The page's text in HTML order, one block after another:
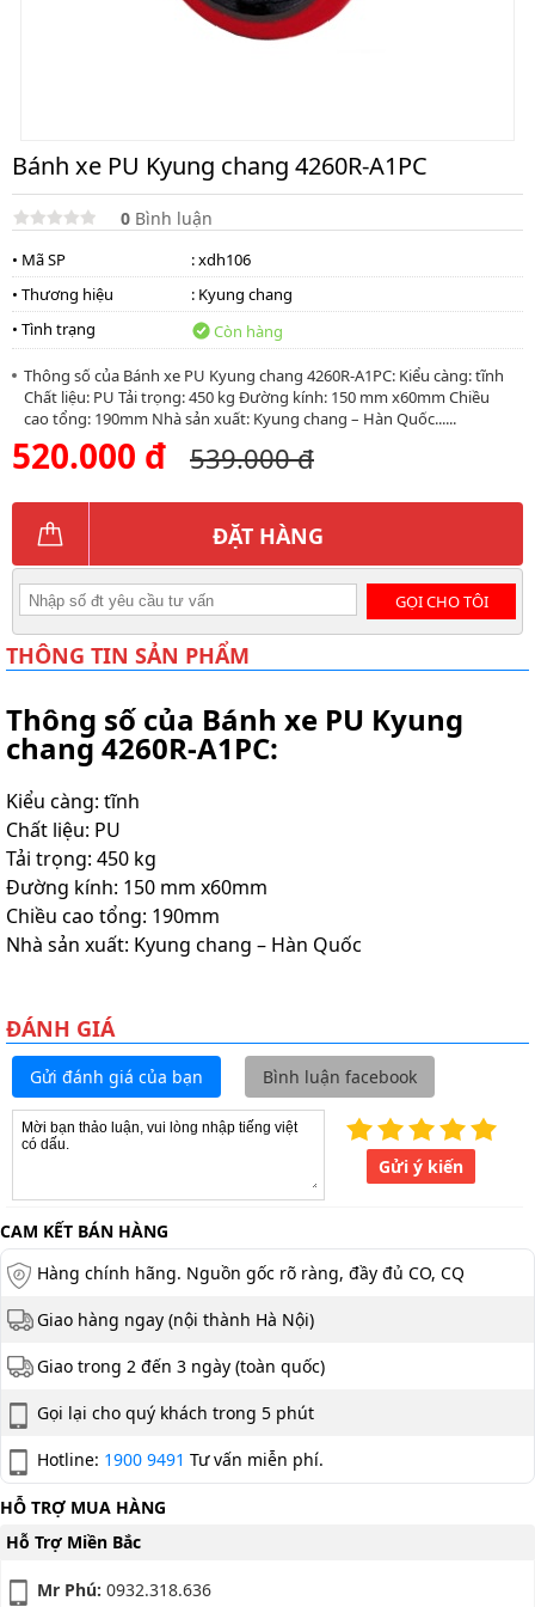
Bánh xe PU Kyung chang 4260R-A1PC
0 Bình luận
• Mã SP
: xdh106
• Thương hiệu
: Kyung chang
• Tình trạng
Còn hàng
Thông số của Bánh xe PU Kyung chang 4260R-A1PC: Kiểu càng: tĩnh
Chất liệu: PU Tải trọng: 450 kg Đường kính: 150 mm x60mm Chiều
cao tổng: 190mm Nhà sản xuất: Kyung chang – Hàn Quốc......
520.000 đ 539.000 đ
ĐẶT HÀNG
GỌI CHO TÔI
THÔNG TIN SẢN PHẨM
Thông số của Bánh xe PU Kyung
chang 4260R-A1PC:
Kiểu càng: tĩnh
Chất liệu: PU
Tải trọng: 450 kg
Đường kính: 150 mm x60mm
Chiều cao tổng: 190mm
Nhà sản xuất: Kyung chang – Hàn Quốc
ĐÁNH GIÁ
Gửi đánh giá của bạn Bình luận facebook
Gửi ý kiến
CAM KẾT BÁN HÀNG
Hàng chính hãng. Nguồn gốc rõ ràng, đầy đủ CO, CQ
Giao hàng ngay (nội thành Hà Nội)
Giao trong 2 đến 3 ngày (toàn quốc)
Gọi lại cho quý khách trong 5 phút
Hotline: 1900 9491 Tư vấn miễn phí.
HỖ TRỢ MUA HÀNG
Hỗ Trợ Miền Bắc
Mr Phú: 0932.318.636